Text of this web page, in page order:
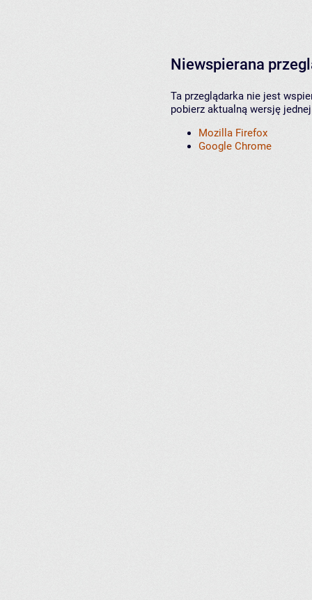
Niewspierana
Ta przeglądarka nie jest
pobierz aktualną wersję
Mozilla Firefox
Google Chrome